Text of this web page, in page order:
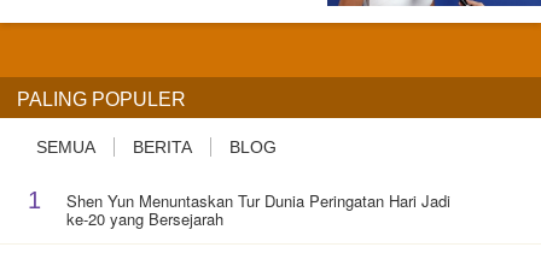
PALING POPULER
SEMUA BERITA BLOG
1 Shen Yun Menuntaskan Tur Dunia Peringatan Hari Jadi
ke-20 yang Bersejarah